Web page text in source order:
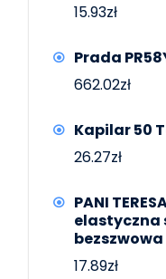
15.93zł
Prada
662.02zł
Kapilar 50
26.27zł
PANI
elastyczna
17.89zł